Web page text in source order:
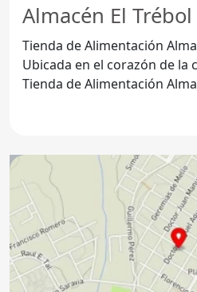
Almacén El
Tienda de Alimentación
Ubicada en el corazón de la
Tienda de Alimentación